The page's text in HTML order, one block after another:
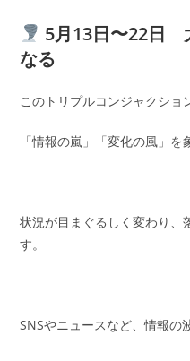
5月13日〜22日
なる
このトリプルコンジャクショ
「情報の嵐」「変化の風」を
状況が目まぐるしく変わり、
す。
SNSやニュースなど、情報の